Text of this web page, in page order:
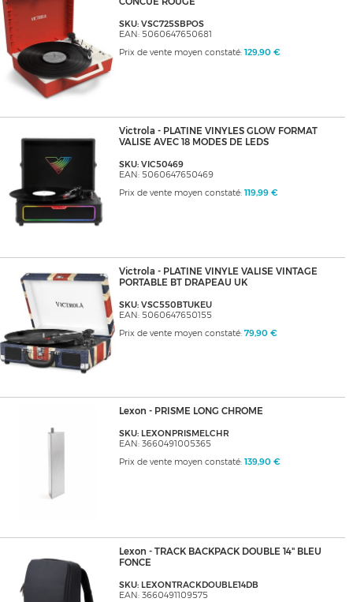
SKU: VSC725SBPOS
EAN: 5060647650681
Prix de vente moyen constaté: 129,90 €
Victrola - PLATINE VINYLES GLOW FORMAT
VALISE AVEC 18 MODES DE LEDS
SKU: VIC50469
EAN: 5060647650469
Prix de vente moyen constaté: 119,99 €
Victrola - PLATINE VINYLE VALISE VINTAGE
PORTABLE BT DRAPEAU UK
SKU: VSC550BTUKEU
EAN: 5060647650155
Prix de vente moyen constaté: 79,90 €
Lexon - PRISME LONG CHROME
SKU: LEXONPRISMELCHR
EAN: 3660491005365
Prix de vente moyen constaté: 139,90 €
Lexon - TRACK BACKPACK DOUBLE 14" BLEU
FONCE
SKU: LEXONTRACKDOUBLE14DB
EAN: 3660491109575